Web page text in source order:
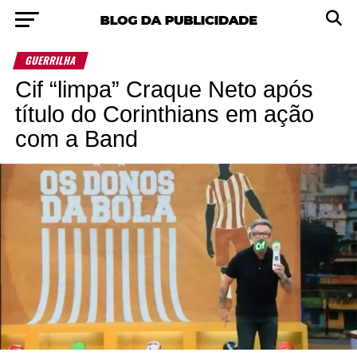
GUERRILHA
Cif “limpa” Craque Neto após
título do Corinthians em ação
com a Band